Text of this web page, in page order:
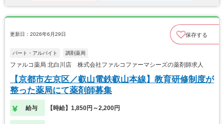
更新日：2026年6月29日 保存する
パート・アルバイト 調剤薬局
ファルコ薬局 北白川店 株式会社ファルコファーマシーズの薬剤師求人
【京都市左京区／叡山電鉄叡山本線】教育研修制度が
整った薬局にて薬剤師募集
給与 【時給】1,850円～2,200円